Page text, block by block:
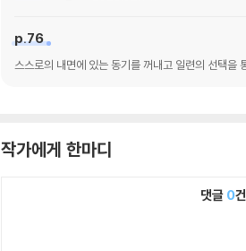
p.76
스스로의 내면에 있는 동기를 꺼내고 일련의 선택을
작가에게 한마디
댓글 0건